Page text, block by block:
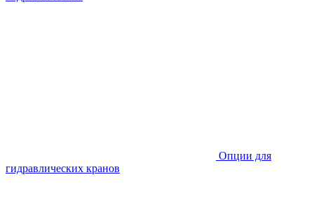
Опции для
гидравлических кранов